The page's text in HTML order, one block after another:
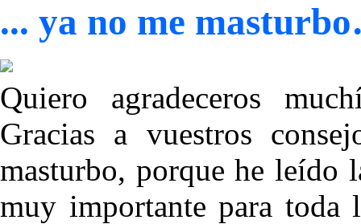
... ya no me
Quiero agradeceros
Gracias a vuestros
masturbo, porque he leído
muy importante para toda